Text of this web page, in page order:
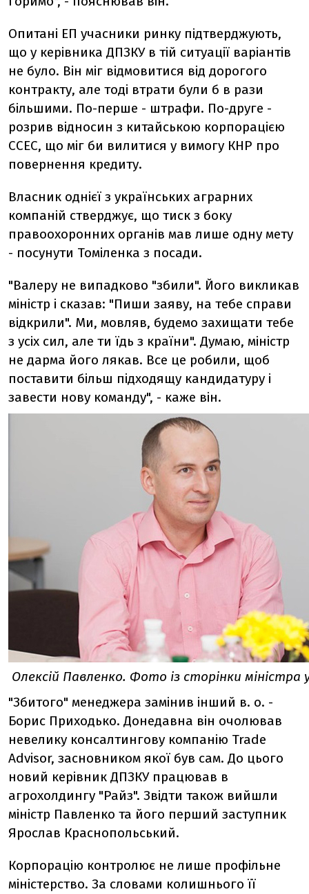
Опитані ЕП учасники ринку підтверджують,
що у керівника ДПЗКУ в тій ситуації варіантів
не було. Він міг відмовитися від дорогого
контракту, але тоді втрати були б в рази
більшими. По-перше - штрафи. По-друге -
розрив відносин з китайською корпорацією
ССЕС, що міг би вилитися у вимогу КНР про
повернення кредиту.
Власник однієї з українських аграрних
компаній стверджує, що тиск з боку
правоохоронних органів мав лише одну мету
- посунути Томіленка з посади.
"Валеру не випадково "збили". Його викликав
міністр і сказав: "Пиши заяву, на тебе справи
відкрили". Ми, мовляв, будемо захищати тебе
з усіх сил, але ти їдь з країни". Думаю, міністр
не дарма його лякав. Все це робили, щоб
поставити більш підходящу кандидатуру і
завести нову команду", - каже він.
Олексій Павленко. Фото із сторінки міністра
"Збитого" менеджера замінив інший в. о. -
Борис Приходько. Донедавна він очолював
невелику консалтингову компанію Trade
Advisor, засновником якої був сам. До цього
новий керівник ДПЗКУ працював в
агрохолдингу "Райз". Звідти також вийшли
міністр Павленко та його перший заступник
Ярослав Краснопольський.
Корпорацію контролює не лише профільне
міністерство. За словами колишнього її